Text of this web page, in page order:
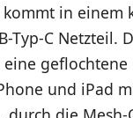
in
Typ-C Netzteil.
und iPad